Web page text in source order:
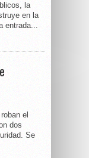
la
en la
entrada...
el
dos
Se